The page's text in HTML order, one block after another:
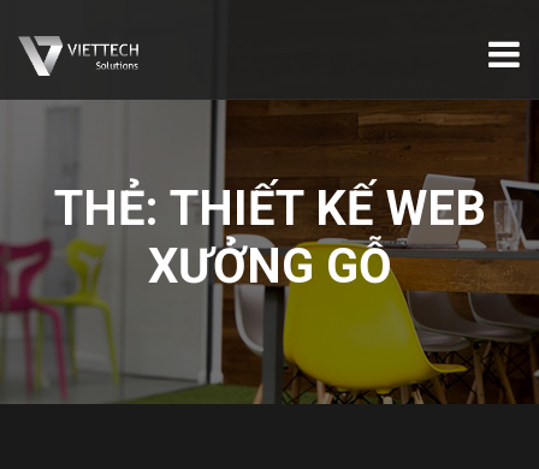
THẺ: THIẾT KẾ WEB
XƯỞNG GỖ